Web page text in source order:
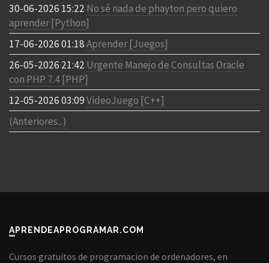
30-06-2026 15:22 No sé nada de phayton pero quiero
aprender [Python]
17-06-2026 01:18Aprender [Juegos]
26-05-2026 21:42 Urgente Manejo de Consultas Oracle
con PHP 7.4 [PHP]
12-05-2026 03:09VideoJuego [C++]
(Anteriores...)
APRENDEAPROGRAMAR.COM
Cursos gratuitos de programacion de ordenadores, en